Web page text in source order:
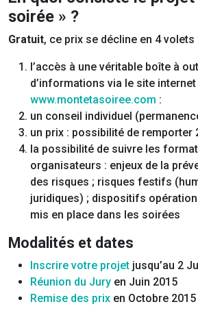
soirée » ?
Gratuit, ce prix se décline en 4 volets
l’accès à une véritable boîte à
d’informations via le site internet
www.montetasoiree.com :
un conseil individuel
un prix : possibilité de remporter
la possibilité de suivre les
organisateurs : enjeux de la
des risques ; risques festifs
juridiques) ; dispositifs
mis en place dans les soirées
Modalités et dates
Inscrire votre projet jusqu’au 2
Réunion du Jury en Juin 2015
Remise des prix en Octobre 2015